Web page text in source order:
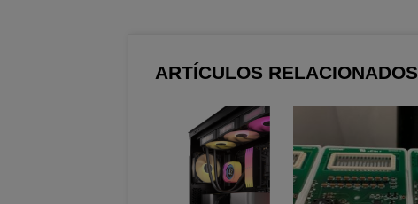
ARTÍCULOS RELACIONADOS